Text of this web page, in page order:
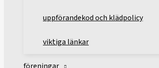
uppförandekod och klädpolicy
viktiga länkar